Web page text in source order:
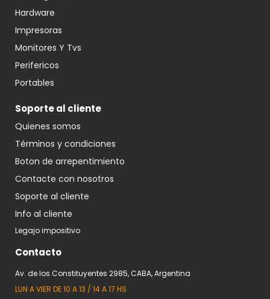
Hardware
Impresoras
Monitores Y Tvs
Perifericos
Portables
Soporte al cliente
Quienes somos
Términos y condiciones
Boton de arrepentimiento
Contacte con nosotros
Soporte al cliente
Info al cliente
Legajo impositivo
Contacto
Av. de los Constituyentes 2985, CABA, Argentina
LUN A VIER DE 10 A 13 / 14 A 17 HS